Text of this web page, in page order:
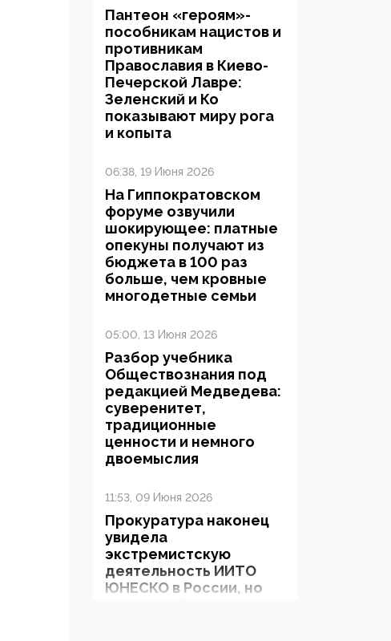
Пантеон «героям»-
пособникам нацистов и
противникам
Православия в Киево-
Печерской Лавре:
Зеленский и Ко
показывают миру рога
и копыта
06:38, 19 Июня 2026
На Гиппократовском
форуме озвучили
шокирующее: платные
опекуны получают из
бюджета в 100 раз
больше, чем кровные
многодетные семьи
05:00, 13 Июня 2026
Разбор учебника
Обществознания под
редакцией Медведева:
суверенитет,
традиционные
ценности и немного
двоемыслия
11:53, 09 Июня 2026
Прокуратура наконец
увидела
экстремистскую
деятельность ИИТО
ЮНЕСКО в России, но